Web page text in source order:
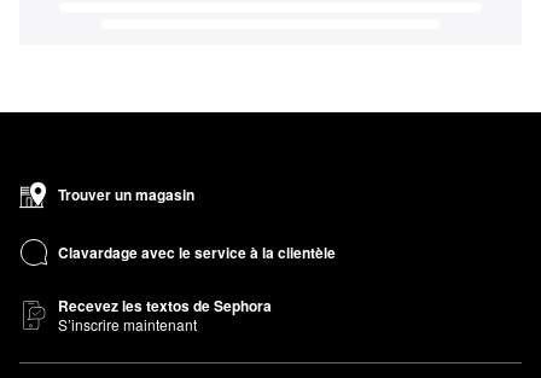
Trouver un magasin
Clavardage avec le service à la clientèle
Recevez les textos de Sephora
S’inscrire maintenant